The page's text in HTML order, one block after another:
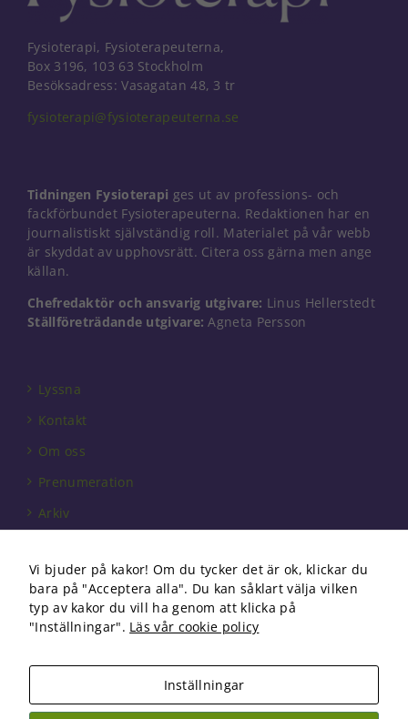
Fysioterapi, Fysioterapeuterna,
Box 3196, 103 63 Stockholm
Besöksadress: Vasagatan 48, 3 tr
fysioterapi@fysioterapeuterna.se
Tidningen Fysioterapi ges ut av professions- och
fackförbundet Fysioterapeuterna. Redaktionen har en
journalistiskt självständig roll. Materialet på vår webb
är skyddat av upphovsrätt. Citera oss gärna men ange
källan.
Chefredaktör och ansvarig utgivare: Linus Hellerstedt
Ställföreträdande utgivare: Agneta Persson
Lyssna
Kontakt
Om oss
Prenumeration
Arkiv
Förbundet
Om cookies
Copyright 2026 Fysioterapi | All Rights Reserved
Vi bjuder på kakor! Om du tycker det är ok, klickar du
bara på "Acceptera alla". Du kan såklart välja vilken
typ av kakor du vill ha genom att klicka på
"Inställningar". Läs vår cookie policy
Inställningar
går inte att
välja bort. De
förbättra
funktionalitet
och
uppbyggnad,
baserat på
hur
används.